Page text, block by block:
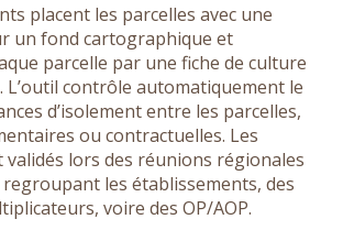
placent les parcelles avec une
un fond cartographique et
parcelle par une fiche de culture
contrôle automatiquement le
d’isolement entre les parcelles,
ou contractuelles. Les
validés lors des réunions régionales
les établissements, des
voire des OP/AOP.